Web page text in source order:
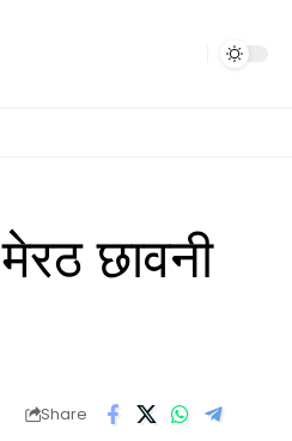
छावनी
Share